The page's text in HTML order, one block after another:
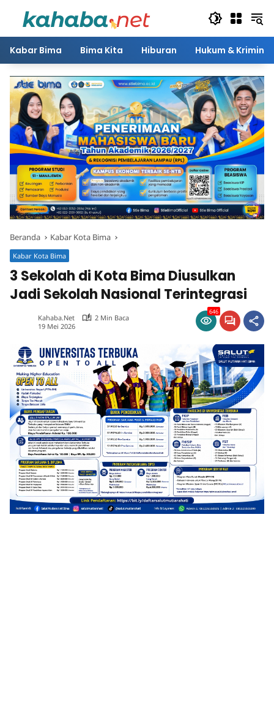
Kabar Bima Bima Kita Hiburan Hukum & Kriminal
Beranda Kabar Kota Bima
Kabar Kota Bima
3 Sekolah di Kota Bima Diusulkan
Jadi Sekolah Nasional Terintegrasi
Kahaba.net
2 Min Baca
19 Mei 2026
646